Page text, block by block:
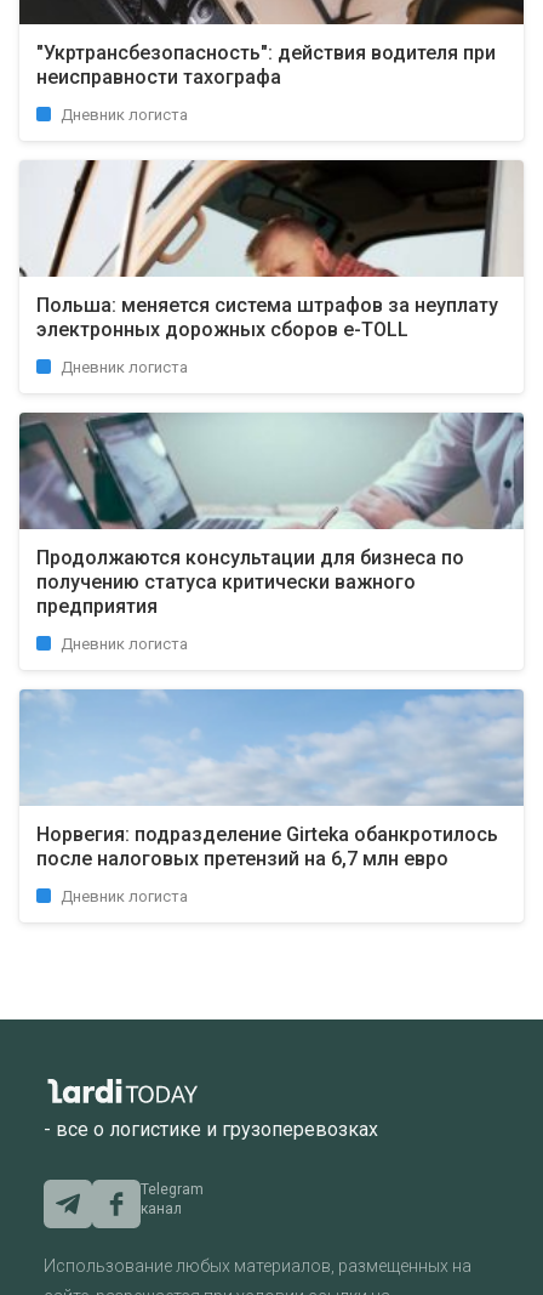
"Укртрансбезопасность": действия водителя при
неисправности тахографа
Дневник логиста
Польша: меняется система штрафов за неуплату
электронных дорожных сборов e-TOLL
Дневник логиста
Продолжаются консультации для бизнеса по
получению статуса критически важного
предприятия
Дневник логиста
Норвегия: подразделение Girteka обанкротилось
после налоговых претензий на 6,7 млн евро
Дневник логиста
- все о логистике и грузоперевозках
Telegram
канал
Использование любых материалов, размещенных на